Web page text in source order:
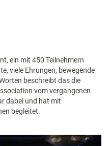
ein mit 450 Teilnehmern
viele Ehrungen, bewegende
beschreibt das die
vom vergangenen
dabei und hat mit
begleitet.